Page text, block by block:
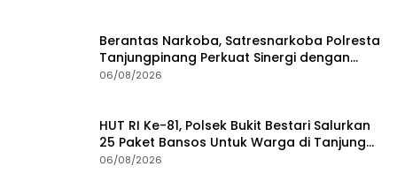
Berantas Narkoba, Satresnarkoba Polresta
Tanjungpinang Perkuat Sinergi dengan
Jasa Ekspedisi
06/08/2026
HUT RI Ke-81, Polsek Bukit Bestari Salurkan
25 Paket Bansos Untuk Warga di Tanjung
Unggat
06/08/2026